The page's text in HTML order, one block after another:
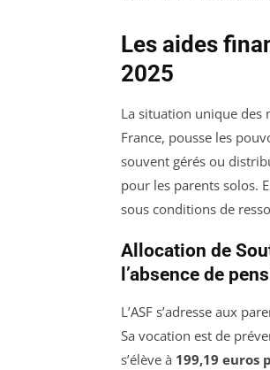
Les aides
2025
La situation unique des
France, pousse les
souvent gérés ou
pour les parents solos.
sous conditions de
Allocation de
l’absence de
L’ASF s’adresse aux
Sa vocation est de
s’élève à 199,19 euros